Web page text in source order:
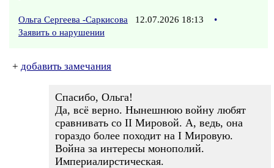
Ольга Сергеева -Саркисова 12.07.2026 18:13
•
Заявить о нарушении
+ добавить замечания
Спасибо, Ольга!
Да, всё верно. Нынешнюю войну любят
сравнивать со II Мировой. А, ведь, она
гораздо более походит на I Мировую.
Война за интересы монополий.
Империалирстическая.